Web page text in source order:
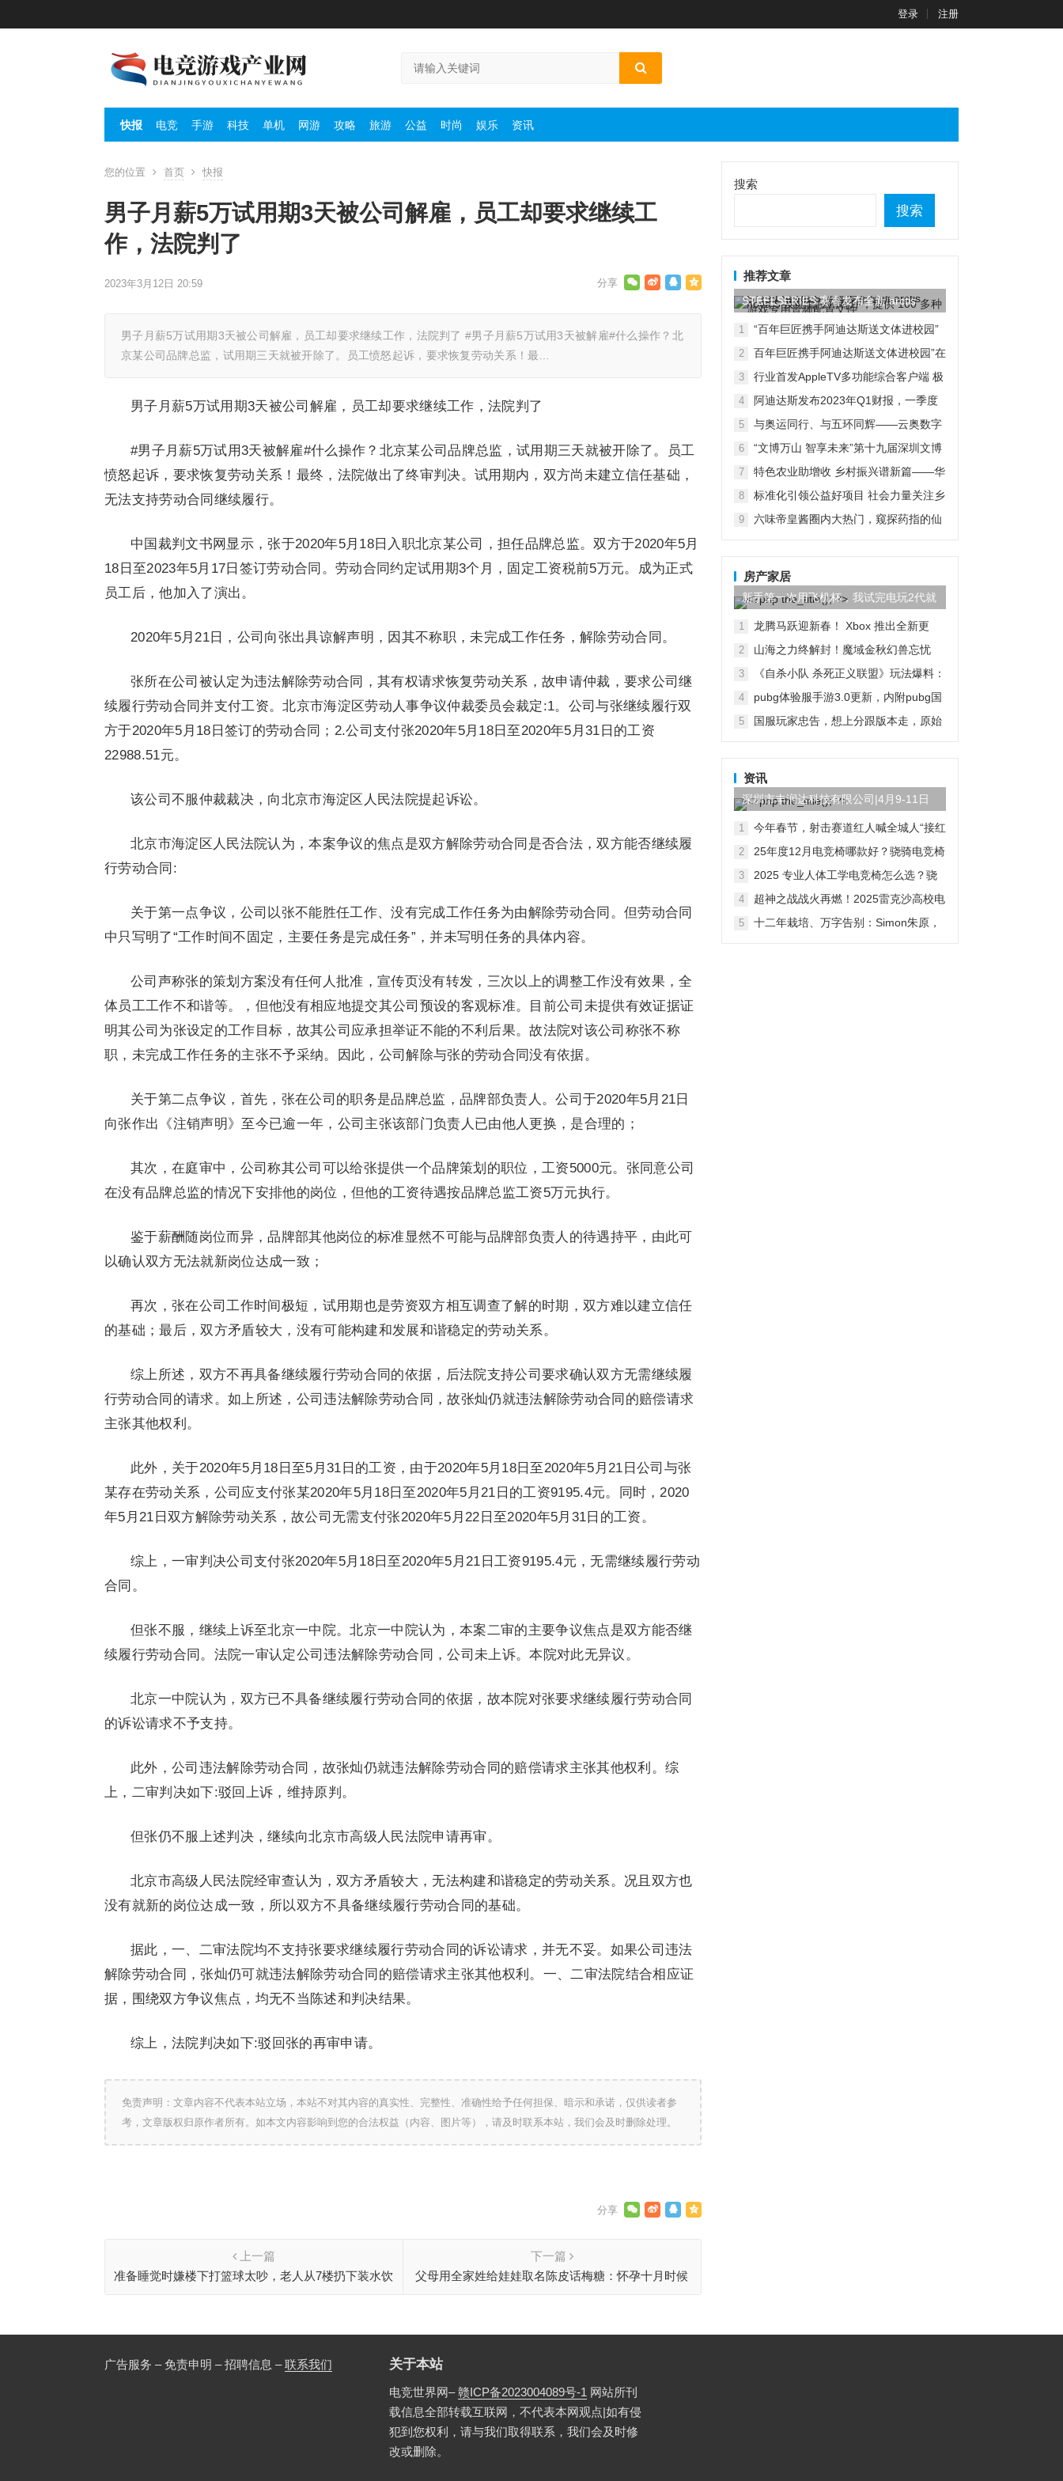
登录 注册
快报 电竞 手游 科技 单机 网游 攻略 旅游 公益 时尚 娱乐 资讯
您的位置 首页 快报
男子月薪5万试用期3天被公司解雇，员工却要求继续工
作，法院判了
2023年3月12日 20:59
男子月薪5万试用期3天被公司解雇，员工却要求继续工作，法院判了 #男子月薪5万试用3天被解雇#什么操作？北
京某公司品牌总监，试用期三天就被开除了。员工愤怒起诉，要求恢复劳动关系！最…
男子月薪5万试用期3天被公司解雇，员工却要求继续工作，法院判了
#男子月薪5万试用3天被解雇#什么操作？北京某公司品牌总监，试用期三天就被开除了。员工
愤怒起诉，要求恢复劳动关系！最终，法院做出了终审判决。试用期内，双方尚未建立信任基础，
无法支持劳动合同继续履行。
中国裁判文书网显示，张于2020年5月18日入职北京某公司，担任品牌总监。双方于2020年5月
18日至2023年5月17日签订劳动合同。劳动合同约定试用期3个月，固定工资税前5万元。成为正式
员工后，他加入了演出。
2020年5月21日，公司向张出具谅解声明，因其不称职，未完成工作任务，解除劳动合同。
张所在公司被认定为违法解除劳动合同，其有权请求恢复劳动关系，故申请仲裁，要求公司继
续履行劳动合同并支付工资。北京市海淀区劳动人事争议仲裁委员会裁定:1。公司与张继续履行双
方于2020年5月18日签订的劳动合同；2.公司支付张2020年5月18日至2020年5月31日的工资
22988.51元。
该公司不服仲裁裁决，向北京市海淀区人民法院提起诉讼。
北京市海淀区人民法院认为，本案争议的焦点是双方解除劳动合同是否合法，双方能否继续履
行劳动合同:
关于第一点争议，公司以张不能胜任工作、没有完成工作任务为由解除劳动合同。但劳动合同
中只写明了“工作时间不固定，主要任务是完成任务”，并未写明任务的具体内容。
公司声称张的策划方案没有任何人批准，宣传页没有转发，三次以上的调整工作没有效果，全
体员工工作不和谐等。，但他没有相应地提交其公司预设的客观标准。目前公司未提供有效证据证
明其公司为张设定的工作目标，故其公司应承担举证不能的不利后果。故法院对该公司称张不称
职，未完成工作任务的主张不予采纳。因此，公司解除与张的劳动合同没有依据。
关于第二点争议，首先，张在公司的职务是品牌总监，品牌部负责人。公司于2020年5月21日
向张作出《注销声明》至今已逾一年，公司主张该部门负责人已由他人更换，是合理的；
其次，在庭审中，公司称其公司可以给张提供一个品牌策划的职位，工资5000元。张同意公司
在没有品牌总监的情况下安排他的岗位，但他的工资待遇按品牌总监工资5万元执行。
鉴于薪酬随岗位而异，品牌部其他岗位的标准显然不可能与品牌部负责人的待遇持平，由此可
以确认双方无法就新岗位达成一致；
再次，张在公司工作时间极短，试用期也是劳资双方相互调查了解的时期，双方难以建立信任
的基础；最后，双方矛盾较大，没有可能构建和发展和谐稳定的劳动关系。
综上所述，双方不再具备继续履行劳动合同的依据，后法院支持公司要求确认双方无需继续履
行劳动合同的请求。如上所述，公司违法解除劳动合同，故张灿仍就违法解除劳动合同的赔偿请求
主张其他权利。
此外，关于2020年5月18日至5月31日的工资，由于2020年5月18日至2020年5月21日公司与张
某存在劳动关系，公司应支付张某2020年5月18日至2020年5月21日的工资9195.4元。同时，2020
年5月21日双方解除劳动关系，故公司无需支付张2020年5月22日至2020年5月31日的工资。
综上，一审判决公司支付张2020年5月18日至2020年5月21日工资9195.4元，无需继续履行劳动
合同。
但张不服，继续上诉至北京一中院。北京一中院认为，本案二审的主要争议焦点是双方能否继
续履行劳动合同。法院一审认定公司违法解除劳动合同，公司未上诉。本院对此无异议。
北京一中院认为，双方已不具备继续履行劳动合同的依据，故本院对张要求继续履行劳动合同
的诉讼请求不予支持。
此外，公司违法解除劳动合同，故张灿仍就违法解除劳动合同的赔偿请求主张其他权利。综
上，二审判决如下:驳回上诉，维持原判。
但张仍不服上述判决，继续向北京市高级人民法院申请再审。
北京市高级人民法院经审查认为，双方矛盾较大，无法构建和谐稳定的劳动关系。况且双方也
没有就新的岗位达成一致，所以双方不具备继续履行劳动合同的基础。
据此，一、二审法院均不支持张要求继续履行劳动合同的诉讼请求，并无不妥。如果公司违法
解除劳动合同，张灿仍可就违法解除劳动合同的赔偿请求主张其他权利。一、二审法院结合相应证
据，围绕双方争议焦点，均无不当陈述和判决结果。
综上，法院判决如下:驳回张的再审申请。
免责声明：文章内容不代表本站立场，本站不对其内容的真实性、完整性、准确性给予任何担保、暗示和承诺，仅供读者参
考，文章版权归原作者所有。如本文内容影响到您的合法权益（内容、图片等），请及时联系本站，我们会及时删除处理。
上一篇
准备睡觉时嫌楼下打篮球太吵，老人从7楼扔下装水饮
下一篇
父母用全家姓给娃娃取名陈皮话梅糖：怀孕十月时候
搜索
搜索
推荐文章
STEELSERIES 赛睿发布全新 arctis
nova...
1
“百年巨匠携手阿迪达斯送文体进校园”
2
百年巨匠携手阿迪达斯送文体进校园”在
3
行业首发AppleTV多功能综合客户端 极
4
阿迪达斯发布2023年Q1财报，一季度
5
与奥运同行、与五环同辉——云奥数字
6
“文博万山 智享未来”第十九届深圳文博
7
特色农业助增收 乡村振兴谱新篇——华
8
标准化引领公益好项目 社会力量关注乡
9
六味帝皇酱圈内大热门，窥探药指的仙
房产家居
新手第一次用飞机杯，我试完电玩2代就
回不去了！
1
龙腾马跃迎新春！ Xbox 推出全新更
App
2
山海之力终解封！魔域金秋幻兽忘忧
3
《自杀小队 杀死正义联盟》玩法爆料：
4
pubg体验服手游3.0更新，内附pubg国
5
国服玩家忠告，想上分跟版本走，原始
资讯
深圳市丰润达科技有限公司|4月9-11日
参展第三届AI算力产...
1
今年春节，射击赛道红人喊全城人“接红
2
25年度12月电竞椅哪款好？骁骑电竞椅
3
2025 专业人体工学电竞椅怎么选？骁
4
超神之战战火再燃！2025雷克沙高校电
5
十二年栽培、万字告别：Simon朱原，
广告服务 – 免责申明 – 招聘信息 –联系我们 关于本站
电竞世界网–赣ICP备2023004089号-1 网站所刊
载信息全部转载互联网，不代表本网观点|如有侵
犯到您权利，请与我们取得联系，我们会及时修
改或删除。